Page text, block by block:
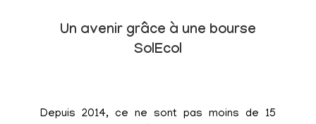
Un avenir grâce à une bourse
SolEcol
Depuis 2014, ce ne sont pas moins de 15